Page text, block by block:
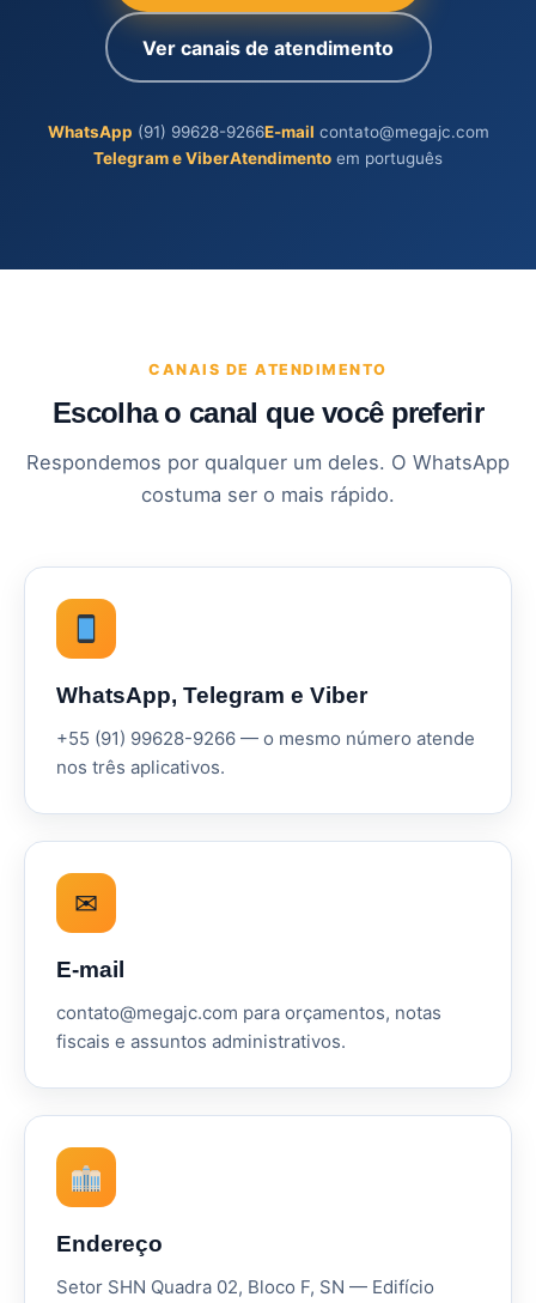
Ver canais de atendimento
WhatsApp (91) 99628-9266E-mail contato@megajc.com
Telegram e ViberAtendimento em português
CANAIS DE ATENDIMENTO
Escolha o canal que você preferir
Respondemos por qualquer um deles. O WhatsApp
costuma ser o mais rápido.
WhatsApp, Telegram e Viber
+55 (91) 99628-9266 — o mesmo número atende
nos três aplicativos.
✉
E-mail
contato@megajc.com para orçamentos, notas
fiscais e assuntos administrativos.
Endereço
Setor SHN Quadra 02, Bloco F, SN — Edifício